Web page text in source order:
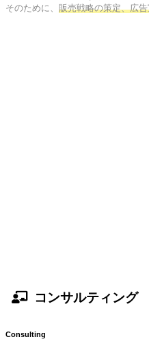
そのために、 販売戦略の策定、広
コンサルティング
Consulting